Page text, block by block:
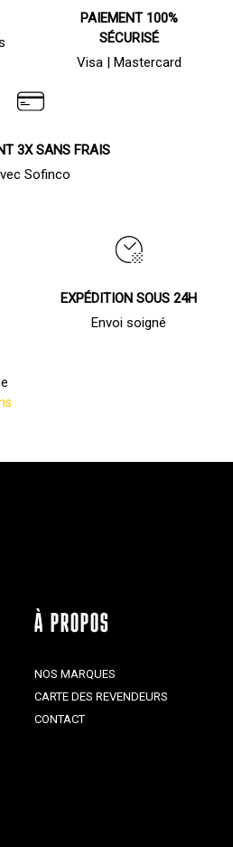
PAIEMENT 100%
SÉCURISÉ
Visa | Mastercard
3X SANS FRAIS
Sofinco
EXPÉDITION SOUS 24H
Envoi soigné
À PROPOS
NOS MARQUES
CARTE DES REVENDEURS
CONTACT